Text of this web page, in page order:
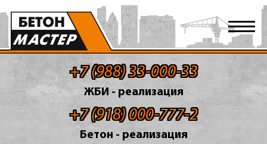
+7 (988) 33-000-33
ЖБИ - реализация
+7 (918) 000-777-2
Бетон - реализация